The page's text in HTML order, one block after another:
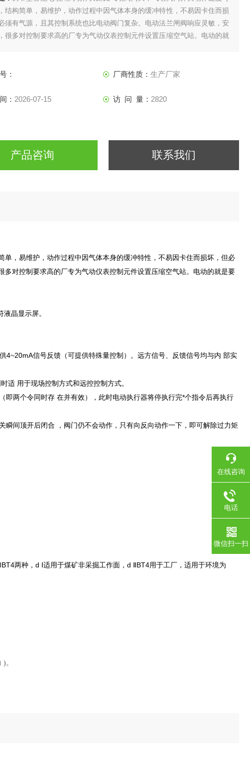
结构简单，易维护，动作过程中因气体本身的缓冲特性，不易因卡住而损
须有气源，且其控制系统也比电动阀门复杂。电动法兰闸阀响应灵敏，安
很多对控制要求高的厂专为气动仪表控制元件设置压缩空气站。电动的就
： 厂商性质： 生产厂家
： 2026-07-15 访 问 量： 2820
产品咨询 联系我们
，易维护，动作过程中因气体本身的缓冲特性，不易因卡住而损坏，但必
对控制要求高的厂专为气动仪表控制元件设置压缩空气站。电动的就是要
晶显示屏。
信号反馈（可提供特殊量控制）。远方信号、反馈信号均与内 部实
适 用于现场控制方式和远控控制方式。
两个令同时存 在并有效），此时电动执行器将停执行完*个指令后再执行
间顶开后闭合 ，阀门仍不会动作，只有向反向动作一下，即可解除过力矩
两种，d Ⅰ适用于煤矿非采掘工作面，d ⅡBT4用于工厂，适用于环境为
。
在线咨询
电话
微信扫一扫